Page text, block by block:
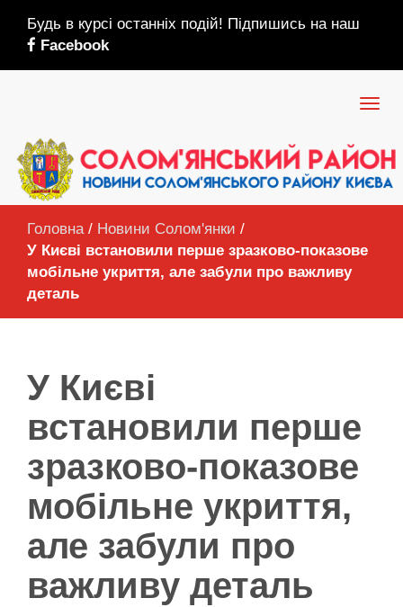
Будь в курсі останніх подій! Підпишись на наш
Facebook
Головна / Новини Солом'янки /
У Києві встановили перше зразково-показове
мобільне укриття, але забули про важливу
деталь
У Києві
встановили перше
зразково-показове
мобільне укриття,
але забули про
важливу деталь